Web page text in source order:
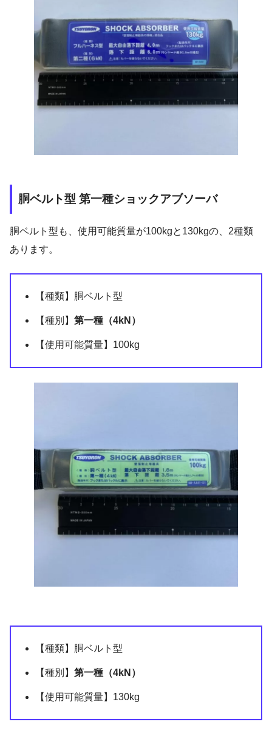
胴ベルト型 第一種ショックアブソーバ
胴ベルト型も、使用可能質量が100kgと130kgの、2種類
あります。
【種類】胴ベルト型
【種別】 第一種（4kN）
【使用可能質量】100kg
【種類】胴ベルト型
【種別】 第一種（4kN）
【使用可能質量】130kg